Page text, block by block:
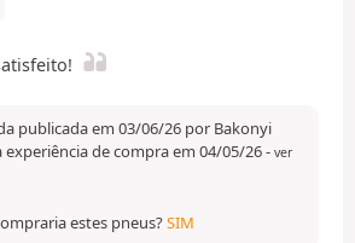
publicada em 03/06/26 por Bakonyi
de compra em 04/05/26- ver
estes pneus?SIM